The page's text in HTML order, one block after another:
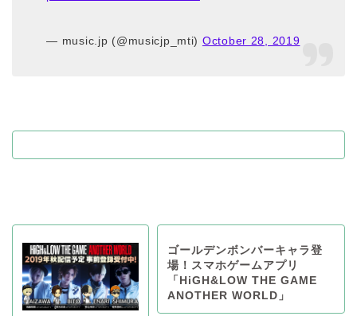
— music.jp (@musicjp_mti) October 28, 2019
ゴールデンボンバーキャラ登
場！スマホゲームアプリ
「HiGH&LOW THE GAME
ANOTHER WORLD」